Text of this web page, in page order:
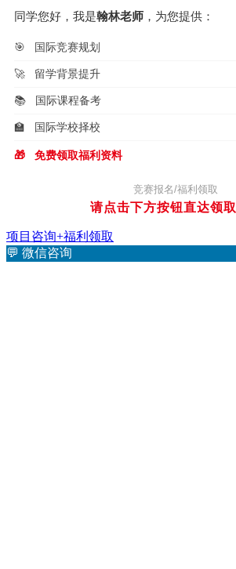
同学您好，我是翰林老师 ，为您提供：
🎯 国际竞赛规划
🚀 留学背景提升
📚 国际课程备考
🏫 国际学校择校
🎁 免费领取福利资料
竞赛报名/福利领取
请点击下方按钮直达领取
项目咨询+福利领取
💬 微信咨询